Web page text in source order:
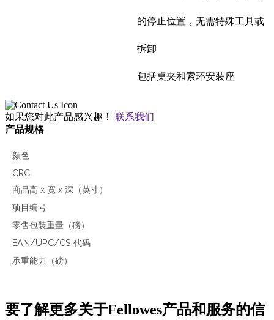
的停止位置，无需特殊工具或
拆卸
包括桌夹和索环安装座
如果您对此产品感兴趣！ 联系我们
产品规格
颜色
CRC
商品高 x 宽 x 深（英寸）
项目编号
零售包装重量（磅）
EAN/UPC/CS 代码
承重能力（磅）
要了解更多关于Fellowes产品和服务的信